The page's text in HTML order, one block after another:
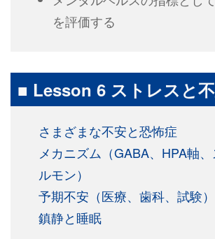
を評価する
■ Lesson 6 ストレスと
さまざまな不安と恐怖症
メカニズム（GABA、HPA軸
ルモン）
予期不安（医療、歯科、試験
鎮静と睡眠